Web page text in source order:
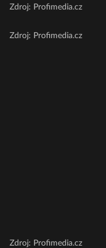
Zdroj: Profimedia.cz
Zdroj: Profimedia.cz
Zdroj: Profimedia.cz